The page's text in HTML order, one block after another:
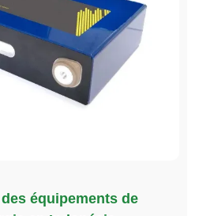
équipements de